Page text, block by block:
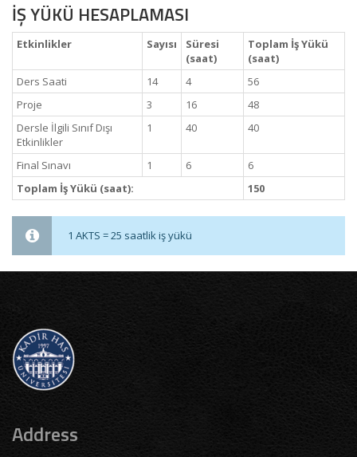
İŞ YÜKÜ HESAPLAMASI
Etkinlikler Sayısı
Süresi
(saat)
Toplam İş Yükü
(saat)
Ders Saati
14 4
56
Proje
3 16
48
Dersle İlgili Sınıf Dışı
Etkinlikler
1 40 40
Final Sınavı 1 6
6
Toplam İş Yükü (saat):
150
1 AKTS = 25 saatlik iş yükü
Address